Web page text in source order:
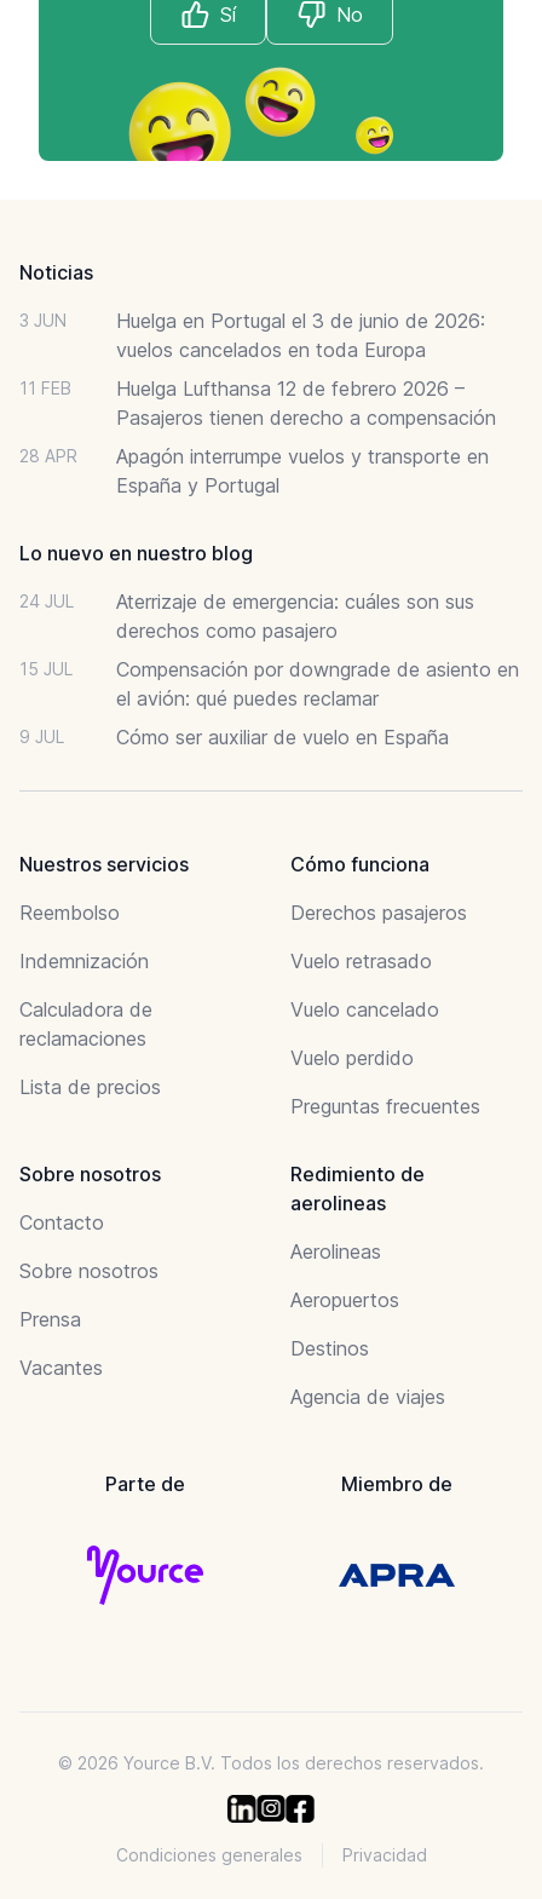
Sí No
Noticias
3 JUN
Huelga en Portugal el 3 de junio de 2026:
vuelos cancelados en toda Europa
11 FEB
Huelga Lufthansa 12 de febrero 2026 –
Pasajeros tienen derecho a compensación
28 APR
Apagón interrumpe vuelos y transporte en
España y Portugal
Lo nuevo en nuestro blog
24 JUL
Aterrizaje de emergencia: cuáles son sus
derechos como pasajero
15 JUL
Compensación por downgrade de asiento en
el avión: qué puedes reclamar
9 JUL Cómo ser auxiliar de vuelo en España
Nuestros servicios
Reembolso
Indemnización
Calculadora de
reclamaciones
Lista de precios
Cómo funciona
Derechos pasajeros
Vuelo retrasado
Vuelo cancelado
Vuelo perdido
Preguntas frecuentes
Sobre nosotros
Contacto
Sobre nosotros
Prensa
Vacantes
Redimiento de
aerolineas
Aerolineas
Aeropuertos
Destinos
Agencia de viajes
Parte de Miembro de
© 2026 Yource B.V. Todos los derechos reservados.
Condiciones generales Privacidad